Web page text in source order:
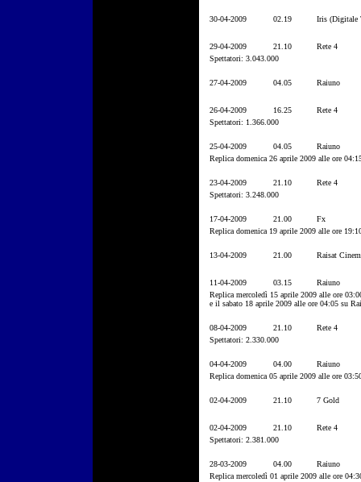
30-04-2009 02.19 Iris (Digitale
29-04-2009 21.10
Rete 4
Spettatori: 3.043.000
27-04-2009 04.05 Raiuno
26-04-2009 16.25
Rete 4
Spettatori: 1.366.000
25-04-2009 04.05
Raiuno
Replica domenica 26 aprile 2009 alle ore
23-04-2009 21.10
Rete 4
Spettatori: 3.248.000
17-04-2009 21.00
Fx
Replica domenica 19 aprile 2009 alle ore
13-04-2009 21.00 Raisat
11-04-2009 03.15
Raiuno
Replica mercoledì 15 aprile 2009 alle ore
e il sabato 18 aprile 2009 alle ore 04:05 su
08-04-2009 21.10
Rete 4
Spettatori: 2.330.000
04-04-2009 04.00
Raiuno
Replica domenica 05 aprile 2009 alle ore
02-04-2009 21.10 7 Gold
02-04-2009 21.10
Rete 4
Spettatori: 2.381.000
28-03-2009 04.00
Raiuno
Replica mercoledì 01 aprile 2009 alle ore